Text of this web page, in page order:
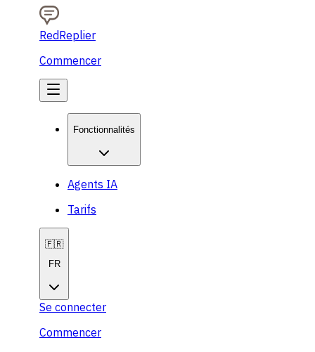
RedReplier
Commencer
Fonctionnalités
Agents IA
Tarifs
🇫🇷
FR
Se connecter
Commencer